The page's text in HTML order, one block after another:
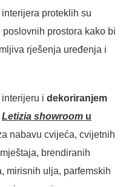
proteklih su
prostora kako bi
rješenja uređenja i
i dekoriranjem
Letizia showroom u
nabavu cvijeća, cvijetnih
brendiranih
mirisnih ulja, parfemskih